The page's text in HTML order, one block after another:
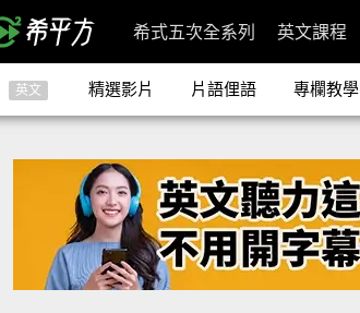
希式五次全系列 英文課程
英文 精選影片 片語俚語 專欄教學